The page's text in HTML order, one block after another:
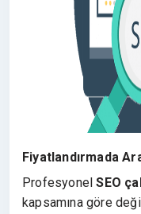
Fiyatlandırmada
ProfesyonelSEO
kapsamına göre